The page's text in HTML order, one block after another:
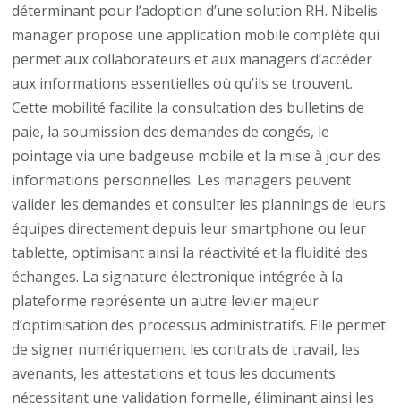
déterminant pour l’adoption d’une solution RH. Nibelis
manager propose une application mobile complète qui
permet aux collaborateurs et aux managers d’accéder
aux informations essentielles où qu’ils se trouvent.
Cette mobilité facilite la consultation des bulletins de
paie, la soumission des demandes de congés, le
pointage via une badgeuse mobile et la mise à jour des
informations personnelles. Les managers peuvent
valider les demandes et consulter les plannings de leurs
équipes directement depuis leur smartphone ou leur
tablette, optimisant ainsi la réactivité et la fluidité des
échanges. La signature électronique intégrée à la
plateforme représente un autre levier majeur
d’optimisation des processus administratifs. Elle permet
de signer numériquement les contrats de travail, les
avenants, les attestations et tous les documents
nécessitant une validation formelle, éliminant ainsi les